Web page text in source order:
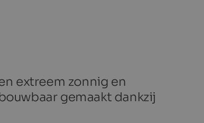
extreem zonnig en
gemaakt dankzij